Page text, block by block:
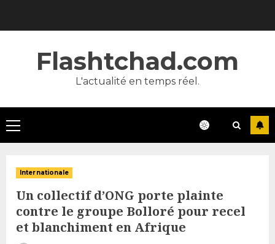
Flashtchad.com
L'actualité en temps réel.
Primary
Menu
Internationale
Un collectif d’ONG porte plainte
contre le groupe Bolloré pour recel
et blanchiment en Afrique